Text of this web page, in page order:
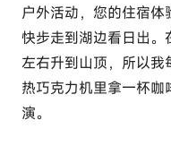
户外活动，您的住宿
快步走到湖边看日出
左右升到山顶，所以
热巧克力机里拿一杯
演。